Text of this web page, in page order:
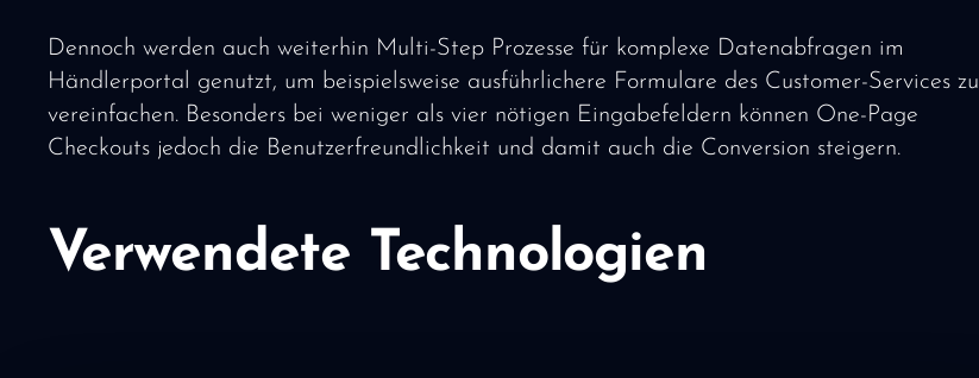
Dennoch werden auch weiterhin Multi-Step Prozesse für komplexe Datenabfragen im
Händlerportal genutzt, um beispielsweise ausführlichere Formulare des Customer-Services zu
vereinfachen. Besonders bei weniger als vier nötigen Eingabefeldern können One-Page
Checkouts jedoch die Benutzerfreundlichkeit und damit auch die Conversion steigern.
Verwendete Technologien